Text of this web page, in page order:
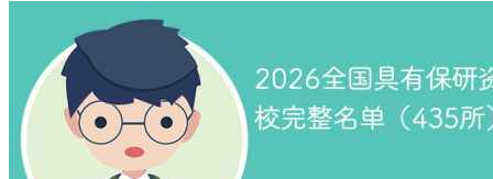
3、浙江工业大学
浙江工业大学前4年保研率都在12%左右，25年保研率
11.12%，在双非院校里算是比较高的，甚至超过了一些211高
校；其中，计算机、信息工程等学院保研率相对较高。
2025届保研人数560人。2026届保研人数695人。